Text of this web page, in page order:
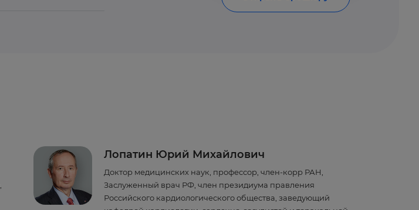
Лопатин Юрий Михайлович
Доктор медицинских наук, профессор, член-корр РАН,
Заслуженный врач РФ, член президиума правления
Российского кардиологического общества, заведующий